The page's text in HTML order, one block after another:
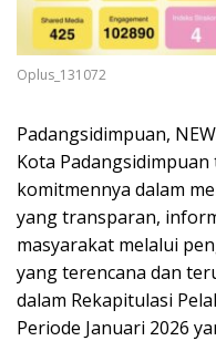
Oplus_131072
Padangsidimpuan,
Kota
komitmennya dalam
yang transparan,
masyarakat melalui
yang terencana dan
dalam Rekapitulasi
Periode Januari 2026